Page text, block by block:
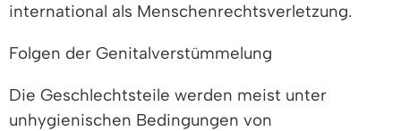
international als Menschenrechtsverletzung.
Folgen der Genitalverstümmelung
Die Geschlechtsteile werden meist unter
unhygienischen Bedingungen von